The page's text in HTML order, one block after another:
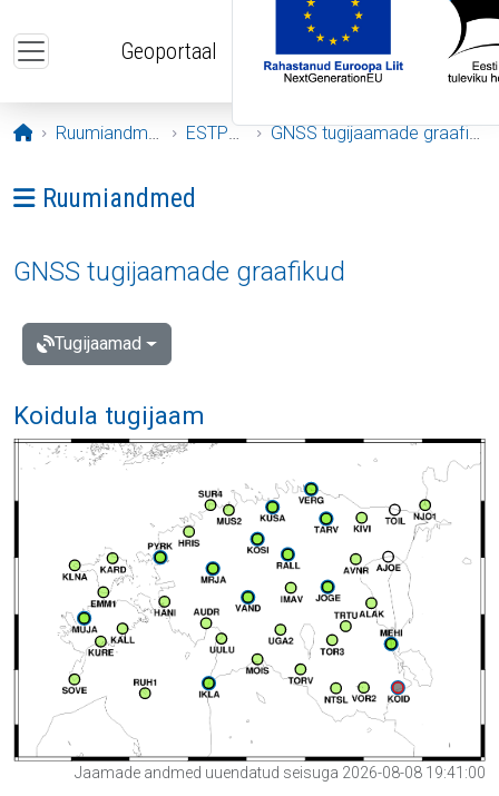
Geoportaal
Avaleht
Ruumiandmed ESTPOS GNSS tugijaamade graafikud
Ava menüü: Ruumiandmed
Ruumiandmed
GNSS tugijaamade graafikud
Tugijaamad
Koidula tugijaam
Jaamade andmed uuendatud seisuga 2026-08-08 19:41:00